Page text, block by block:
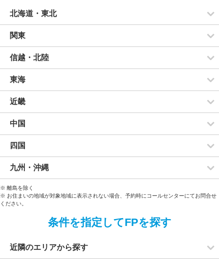
北海道・東北
関東
信越・北陸
東海
近畿
中国
四国
九州・沖縄
※ 離島を除く
※ お住まいの地域が対象地域に表示されない場合、予約時にコールセンターにてお問合せ
ください。
条件を指定してFPを探す
近隣のエリアから探す